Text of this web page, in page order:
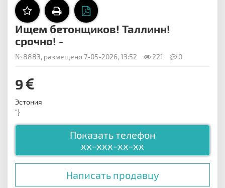
Ищем бетонщиков! Таллинн!
срочно! -
№ 8883, размещено 7-05-2026, 13:52 221 0
9
Эстония
"}
Показать телефон
xx-xxx-xx-xx
Написать продавцу